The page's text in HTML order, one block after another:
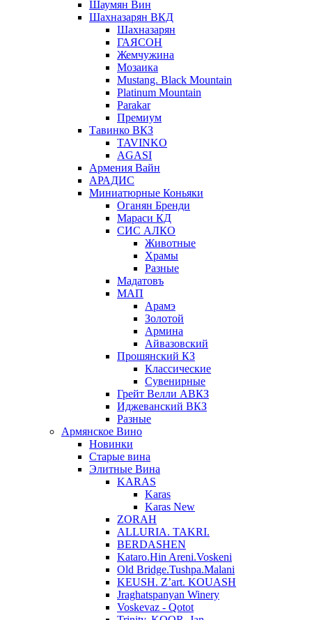
Шаумян Вин
Шахназарян ВКД
Шахназарян
ГАЯСОН
Жемчужина
Мозаика
Mustang. Black Mountain
Platinum Mountain
Parakar
Премиум
Тавинко ВКЗ
TAVINKO
AGASI
Армения Вайн
АРАДИС
Миниатюрные Коньяки
Оганян Бренди
Мараси КД
СИС АЛКО
Животные
Храмы
Разные
Мадатовъ
МАП
Арамэ
Золотой
Армина
Айвазовский
Прошянский КЗ
Классические
Сувенирные
Грейт Велли АВКЗ
Иджеванский ВКЗ
Разные
Армянское Вино
Новинки
Старые вина
Элитные Вина
KARAS
Karas
Karas New
ZORAH
ALLURIA. TAKRI.
BERDASHEN
Kataro.Hin Areni.Voskeni
Old Bridge.Tushpa.Malani
KEUSH. Z’art. KOUASH
Jraghatspanyan Winery
Voskevaz - Qotot